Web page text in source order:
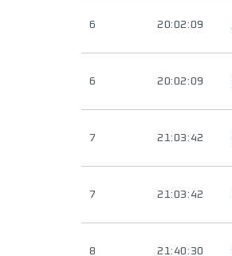
6 20:02:09
6 20:02:09
7 21:03:42
7 21:03:42
8 21:40:30